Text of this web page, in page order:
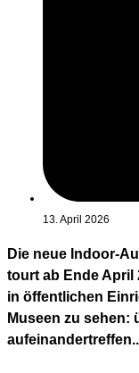
13. April 2026
Die neue Indoor-
tourt ab Ende April
in öffentlichen
Museen zu sehen: